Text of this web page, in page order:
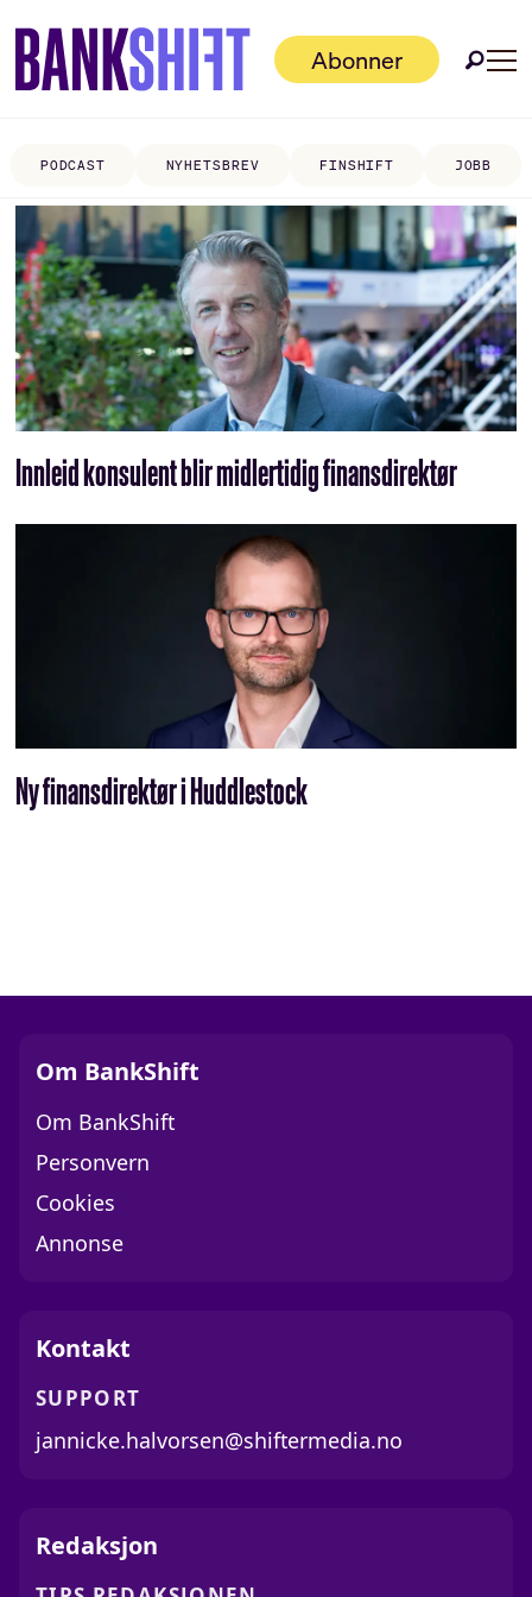
Abonner
PODCAST NYHETSBREV FINSHIFT JOBB
Tag:
morten
bernhardsen
Innleid konsulent blir midlertidig finansdirektør
Ny finansdirektør i Huddlestock
Om BankShift
Om BankShift
Personvern
Cookies
Annonse
Kontakt
SUPPORT
jannicke.halvorsen@shiftermedia.no
Redaksjon